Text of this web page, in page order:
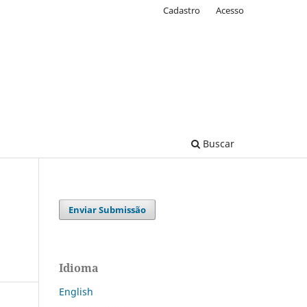
Buscar
Cadastro Acesso
Enviar Submissão
Idioma
English